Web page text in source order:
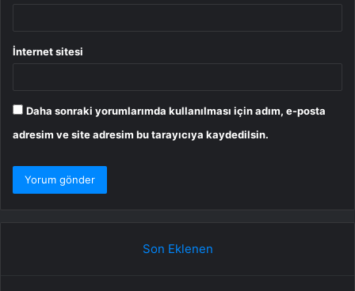
İnternet sitesi
Daha sonraki yorumlarımda kullanılması için adım, e-posta
adresim ve site adresim bu tarayıcıya kaydedilsin.
Son Eklenen